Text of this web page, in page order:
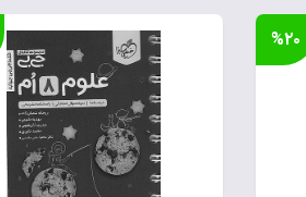
%۲۰